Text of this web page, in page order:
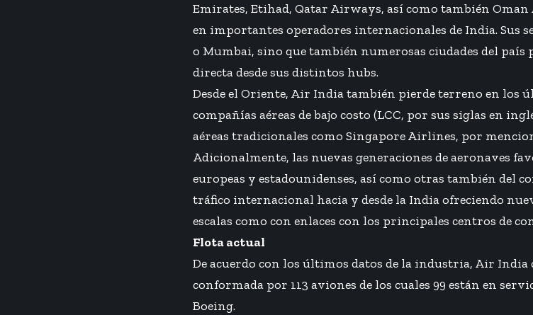
Emirates, Etihad, Qatar Airways, así como también
en importantes operadores internacionales de India. Sus
o Mumbai, sino que también numerosas ciudades del
directa desde sus distintos hubs.
Desde el Oriente, Air India también pierde terreno en los
compañías aéreas de bajo costo (LCC, por sus siglas en
aéreas tradicionales como Singapore Airlines, por
Adicionalmente, las nuevas generaciones de aeronaves
europeas y estadounidenses, así como otras también del
tráfico internacional hacia y desde la India ofreciendo
escalas como con enlaces con los principales centros de
Flota actual
De acuerdo con los últimos datos de la industria, Air
conformada por 113 aviones de los cuales 99 están en
Boeing.